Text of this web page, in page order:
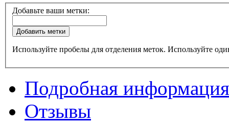
Добавьте ваши метки:
Добавить метки
Используйте пробелы для отделения меток. Используйте
Подробная информация
Отзывы